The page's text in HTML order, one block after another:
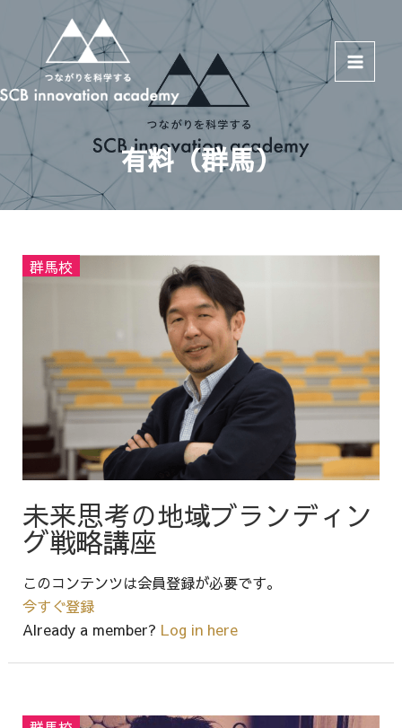
Main
Menu
有料（群馬）
未来思考の地域ブランディン
グ戦略講座
このコンテンツは会員登録が必要です。
今すぐ登録
Already a member? Log in here